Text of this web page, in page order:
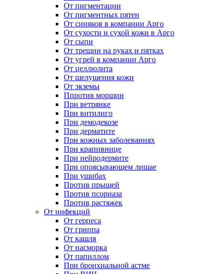
От пигментации
От пигментных пятен
От синяков в компании Арго
От сухости и сухой кожи в Арго
От сыпи
От трещин на руках и пятках
От угрей в компании Арго
От целлюлита
От шелушения кожи
От экземы
Ппротив морщин
При ветрянке
При витилиго
При демодекозе
При дерматите
При кожных заболеваниях
При крапивнице
При нейродермите
При опоясывающем лишае
При ушибах
Против прыщей
Против псориаза
Против растяжек
От инфекций
От герпеса
От гриппа
От кашля
От насморка
От папиллом
При бронхиальной астме